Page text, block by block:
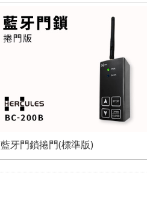
藍牙門鎖捲門(標準版)